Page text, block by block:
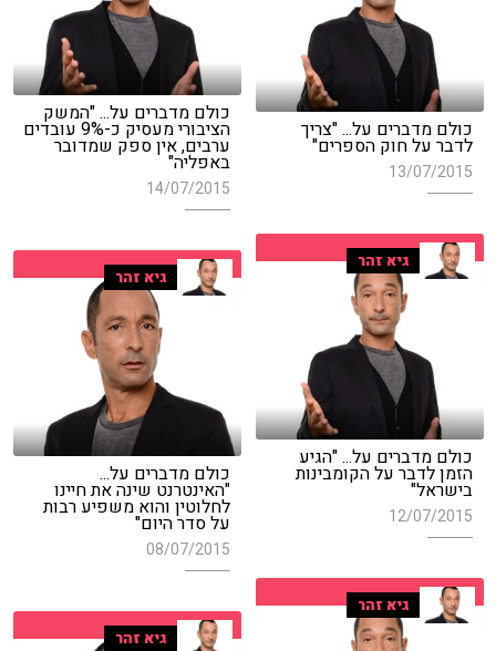
כולם מדברים על... "המשק
הציבורי מעסיק כ-9% עובדים
ערבים, אין ספק שמדובר
באפליה"
14/07/2015
כולם מדברים על... "צריך
לדבר על חוק הספרים"
13/07/2015
גיא זהר
כולם מדברים על... "הגיע
הזמן לדבר על הקומבינות
בישראל"
12/07/2015
גיא זהר
כולם מדברים על...
"האינטרנט שינה את חיינו
לחלוטין והוא משפיע רבות
על סדר היום"
08/07/2015
גיא זהר
גיא זהר